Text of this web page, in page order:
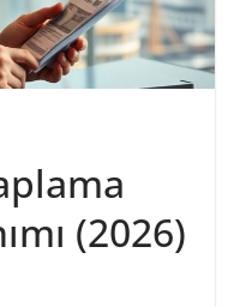
(2026)